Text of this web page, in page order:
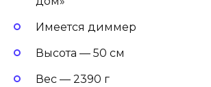
Имеется диммер
Высота — 50 см
Вес — 2390 г